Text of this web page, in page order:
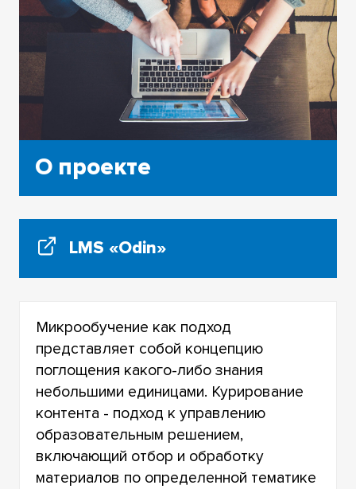
О проекте
LMS «Odin»
Микрообучение как подход
представляет собой концепцию
поглощения какого-либо знания
небольшими единицами. Курирование
контента - подход к управлению
образовательным решением,
включающий отбор и обработку
материалов по определенной тематике